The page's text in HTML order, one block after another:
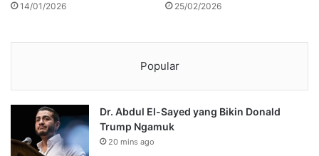
14/01/2026 25/02/2026
Popular
Dr. Abdul El-Sayed yang Bikin Donald
Trump Ngamuk
20 mins ago